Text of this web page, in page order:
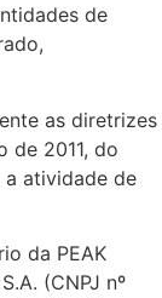
de
as diretrizes
de 2011, do
a atividade de
da PEAK
(CNPJ nº